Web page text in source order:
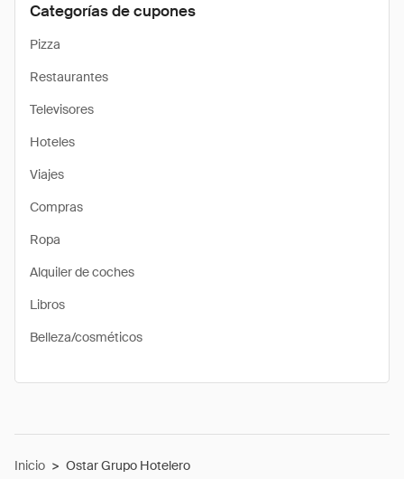
Categorías de cupones
Pizza
Restaurantes
Televisores
Hoteles
Viajes
Compras
Ropa
Alquiler de coches
Libros
Belleza/cosméticos
Inicio > Ostar Grupo Hotelero